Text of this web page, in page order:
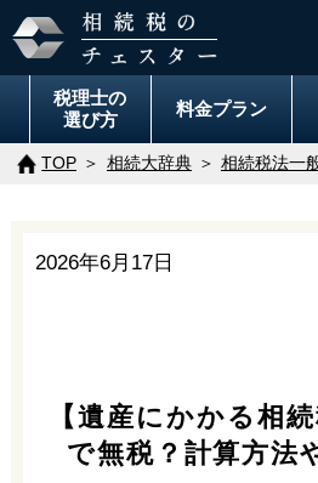
税理士の
選び方
料金プラン
TOP 相続大辞典 相続税法一
2026年6月17日
【遺産にかかる相
で無税？計算方法